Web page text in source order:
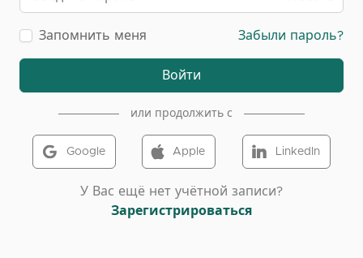
Запомнить меня Забыли пароль?
Войти
или продолжить с
Google Apple LinkedIn
У Вас ещё нет учётной записи?
Зарегистрироваться